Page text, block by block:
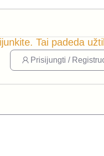
Tai padeda
Prisijungti /